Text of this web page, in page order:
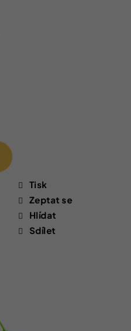
Tisk
Zeptat se
Hlídat
Sdílet